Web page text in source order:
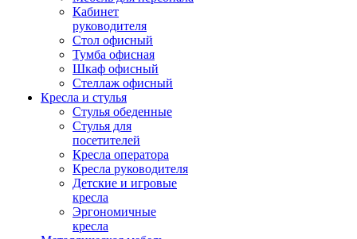
Кабинет
руководителя
Стол офисный
Тумба офисная
Шкаф офисный
Стеллаж офисный
Кресла и стулья
Стулья обеденные
Стулья для
посетителей
Кресла оператора
Кресла руководителя
Детские и игровые
кресла
Эргономичные
кресла